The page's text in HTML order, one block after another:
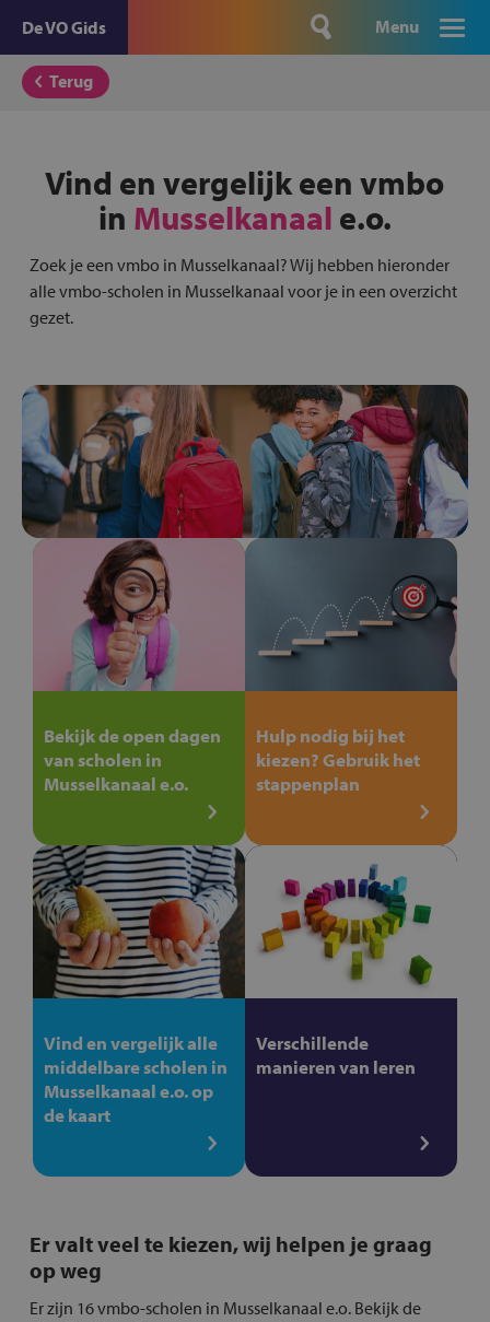
De VO Gids Menu
Terug
Vind en vergelijk een vmbo
in Musselkanaal e.o.
Zoek je een vmbo in Musselkanaal? Wij hebben hieronder
alle vmbo-scholen in Musselkanaal voor je in een overzicht
gezet.
Bekijk de open dagen
van scholen in
Musselkanaal e.o.
Hulp nodig bij het
kiezen? Gebruik het
stappenplan
Vind en vergelijk alle
middelbare scholen in
Musselkanaal e.o. op
de kaart
Verschillende
manieren van leren
Er valt veel te kiezen, wij helpen je graag
op weg
Er zijn 16 vmbo-scholen in Musselkanaal e.o. Bekijk de